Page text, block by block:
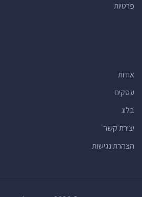
פרטיות
אודות
עסקים
בלוג
יצירת קשר
הצהרת נגישות